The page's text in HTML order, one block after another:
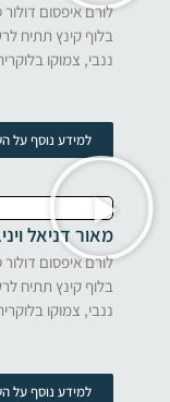
לורם איפסום
בלוף קינץ תתיח
ננבי, צמוקו
למידע נוסף על
מאור דניאל
לורם איפסום
בלוף קינץ תתיח
ננבי, צמוקו
למידע נוסף על